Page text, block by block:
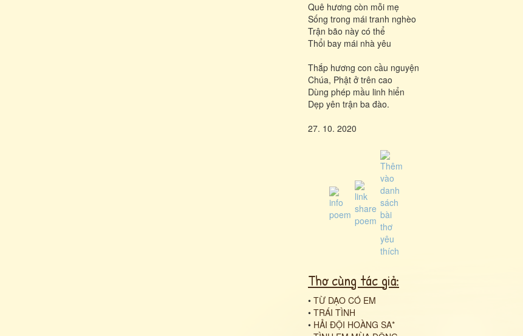
Quê hương còn mỗi mẹ
Sống trong mái tranh nghèo
Trận bão này có thể
Thổi bay mái nhà yêu
Thắp hương con cầu nguyện
Chúa, Phật ở trên cao
Dùng phép mầu linh hiển
Dẹp yên trận ba đào.
27. 10. 2020
Thơ cùng tác giả:
• TỪ DẠO CÓ EM
• TRÁI TÌNH
• HẢI ĐỘI HOÀNG SA*